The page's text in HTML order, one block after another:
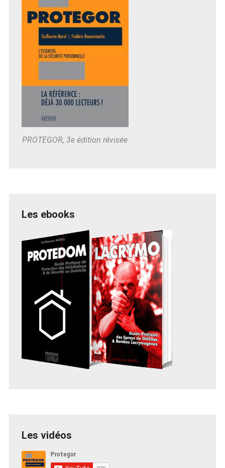
PROTEGOR, 3e édition révisée
Les ebooks
Les vidéos